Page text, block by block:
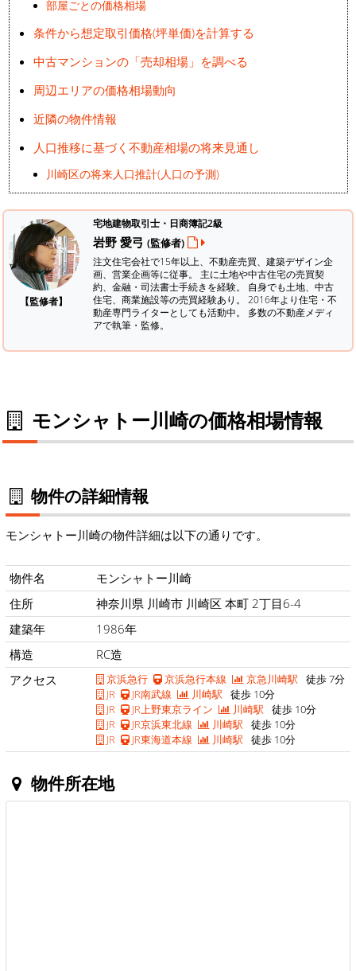
部屋ごとの価格相場
条件から想定取引価格(坪単価)を計算する
中古マンションの「売却相場」を調べる
周辺エリアの価格相場動向
近隣の物件情報
人口推移に基づく不動産相場の将来見通し
川崎区の将来人口推計(人口の予測)
【監修者】
宅地建物取引士・日商簿記2級
岩野 愛弓 (監修者)
注文住宅会社で15年以上、不動産売買、建築デザイン企
画、営業企画等に従事。 主に土地や中古住宅の売買契
約、金融・司法書士手続きを経験。 自身でも土地、中古
住宅、商業施設等の売買経験あり。 2016年より住宅・不
動産専門ライターとしても活動中。 多数の不動産メディ
アで執筆・監修。
モンシャトー川崎の価格相場情報
物件の詳細情報
モンシャトー川崎の物件詳細は以下の通りです。
物件名
モンシャトー川崎
住所
神奈川県 川崎市 川崎区 本町 2丁目6-4
建築年
1986年
構造
RC造
アクセス
京浜急行 京浜急行本線 京急川崎駅 徒歩 7分
JR
JR南武線 川崎駅 徒歩 10分
JR
JR上野東京ライン 川崎駅 徒歩 10分
JR
JR京浜東北線 川崎駅 徒歩 10分
JR
JR東海道本線 川崎駅 徒歩 10分
物件所在地